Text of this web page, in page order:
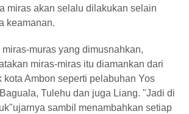
miras akan selalu dilakukan selain
keamanan.
muras yang dimusnahkan,
miras-miras itu diamankan dari
kota Ambon seperti pelabuhan Yos
Tulehu dan juga Liang. "Jadi di
sambil menambahkan setiap